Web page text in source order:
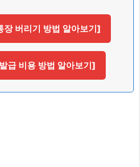
버리기 방법 알아보기]
급 비용 방법 알아보기]